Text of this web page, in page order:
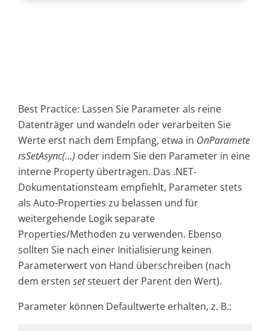
Best Practice: Lassen Sie Parameter als reine
Datenträger und wandeln oder verarbeiten Sie
Werte erst nach dem Empfang, etwa in OnParamete
rsSetAsync(…) oder indem Sie den Parameter in eine
interne Property übertragen. Das .NET-
Dokumentationsteam empfiehlt, Parameter stets
als Auto-Properties zu belassen und für
weitergehende Logik separate
Properties/Methoden zu verwenden. Ebenso
sollten Sie nach einer Initialisierung keinen
Parameterwert von Hand überschreiben (nach
dem ersten setsteuert der Parent den Wert).
Parameter können Defaultwerte erhalten, z. B.: